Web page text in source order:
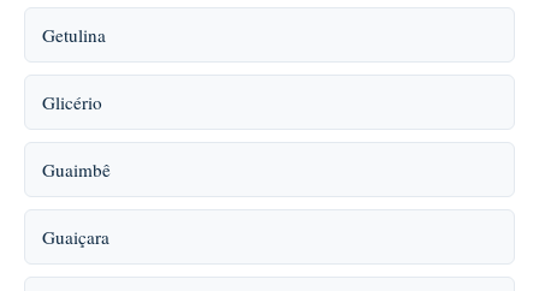
Getulina
Glicério
Guaimbê
Guaiçara